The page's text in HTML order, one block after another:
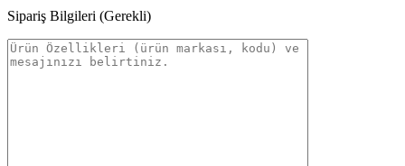
Sipariş Bilgileri (Gerekli)